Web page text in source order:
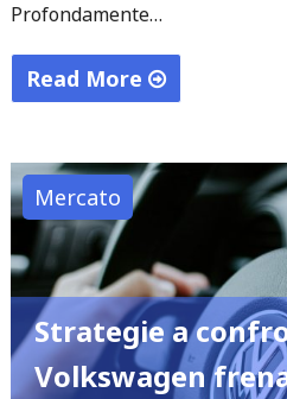
Profondamente…
Read More
L’Agilità
della
Nuova
Serie
e
Mercato
Strategie a
Volkswagen